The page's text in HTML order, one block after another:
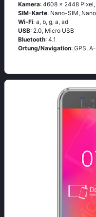
Kamera: 4608 x 2448
SIM-Karte: Nano-SIM,
Wi-Fi: а, b, g, а, аd
USB: 2.0, Micro USB
Bluetooth: 4.1
Ortung/Navigation: GРS,